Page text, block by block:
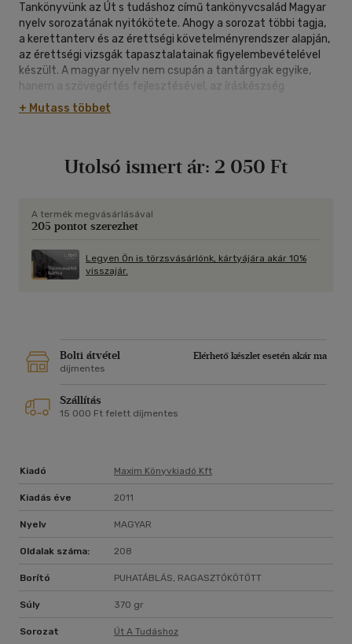
Tankönyvünk az Út s tudáshoz című tankönyvcsalád Magyar
nyelv sorozatának nyitókötete. Ahogy a sorozat többi tagja,
a kerettanterv és az érettségi követelményrendszer alapján,
az érettségi vizsgák tapasztalatainak figyelembevételével
készült. A magyar nyelv nem csupán a tantárgyak egyike,
hanem a szövegértés fejlesztésével, az íráskészség
alakításával, anyanyelvünk tudatos alkalmazására tanítva
minden más tárgyban, de a mindennapi életben is rendkívül
Ennek a tudásnak, készségnek az elsajátításában segítenek
sokrétű gyakorlati elmélyítése mellett a legmodernebb
nyelvhasználati és kommunikációs jelenségekről szerezhető
ábrákkal, táblázatokkal, érdekességgel kibővítve, színesítve
válik szerethetővé és könnyen elsajátíthatóvá.
+ Mutass többet
Utolsó ismert ár: 2 050 Ft
A termék megvásárlásával
205 pontot szerezhet
Legyen Ön is törzsvásárlónk, kártyájára akár 10%
visszajár.
Bolti átvétel
Elérhető készlet esetén akár ma
díjmentes
Szállítás
15 000 Ft felett díjmentes
Kiadó Maxim Könyvkiadó Kft
Kiadás éve 2011
Nyelv MAGYAR
Oldalak száma: 208
Borító PUHATÁBLÁS, RAGASZTÓKÖTÖTT
Súly 370 gr
Sorozat Út A Tudáshoz